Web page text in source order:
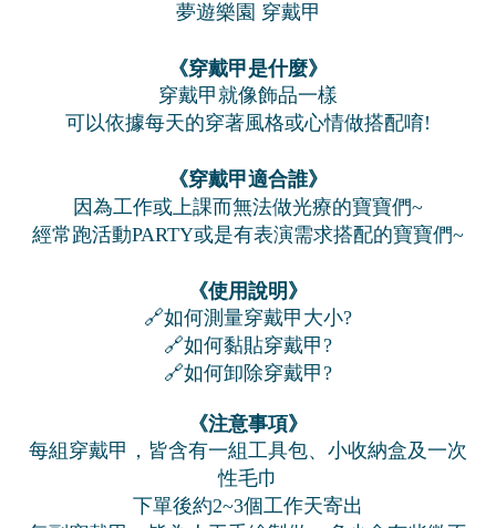
夢遊樂園 穿戴甲
《穿戴甲是什麼》
穿戴甲就像飾品一樣
可以依據每天的穿著風格或心情做搭配唷!
《穿戴甲適合誰》
因為工作或上課而無法做光療的寶寶們~
經常跑活動PARTY或是有表演需求搭配的寶寶們~
《使用說明》
🔗如何測量穿戴甲大小?
🔗如何黏貼穿戴甲?
🔗如何卸除穿戴甲?
《注意事項》
每組穿戴甲，皆含有一組工具包、小收納盒及一次
性毛巾
下單後約2~3個工作天寄出